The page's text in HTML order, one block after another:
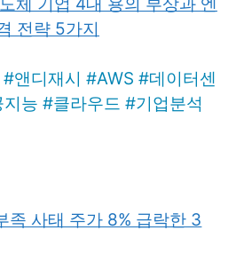
전략 5가지
#앤디재시 #AWS #데이터센
지능 #클라우드 #기업분석
족 사태 주가 8% 급락한 3